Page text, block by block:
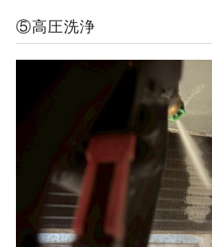
⑤高圧洗浄